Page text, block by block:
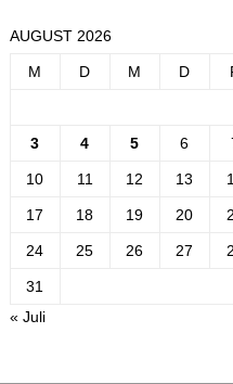
AUGUST 2026
M D M D
3 4 5 6
10 11 12 13
17 18 19 20
24 25 26 27
31
« Juli